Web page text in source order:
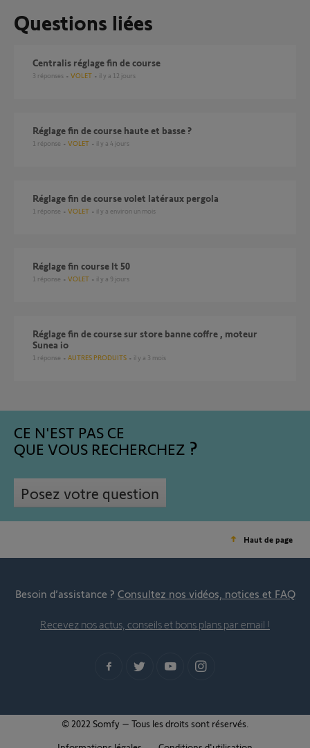
Questions liées
Centralis réglage fin de course
3 réponses VOLET il y a 12 jours
réglage fin de course haute et basse ?
1 réponse VOLET il y a 4 jours
Réglage fin de course volet latéraux pergola
1 réponse VOLET il y a environ un mois
Réglage fin course lt 50
1 réponse VOLET il y a 9 jours
Réglage fin de course sur store banne coffre , moteur
Sunea io
1 réponse AUTRES PRODUITS il y a 3 mois
CE N'EST PAS CE
QUE VOUS RECHERCHEZ
Posez votre question
Haut de page
Besoin d’assistance ? Consultez nos vidéos, notices et FAQ
Recevez nos actus, conseils et bons plans par email !
© 2022 Somfy – Tous les droits sont réservés.